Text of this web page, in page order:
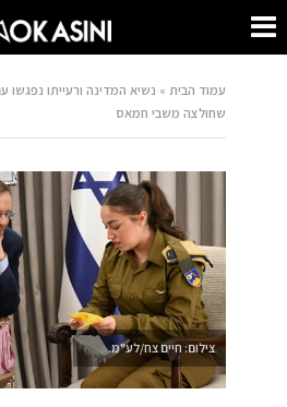
עמוד הבית » נשיא המדינה ורעייתו נפגשו
שחולצה משבי חמאס
צילום: חיים צח/לע"מ.